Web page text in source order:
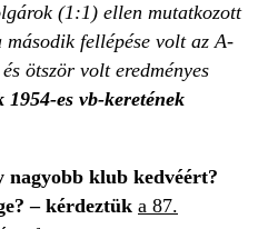
(1:1) ellen mutatkozott
fellépése volt az A-
ötször volt eredményes
es vb-keretének
nagyobb klub kedvéért?
– kérdeztük a 87.